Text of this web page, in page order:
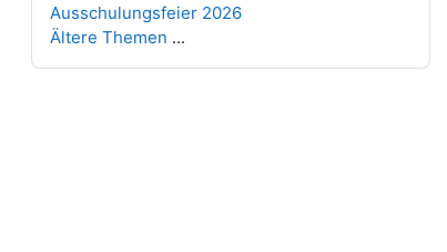
Ausschulungsfeier 2026
Ältere Themen ...